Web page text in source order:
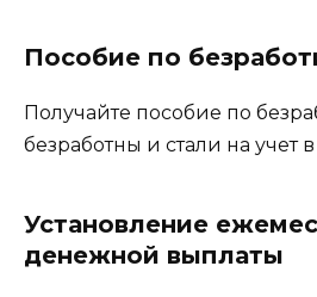
Пособие по
Получайте пособие по
безработны и стали на учет
Установление
денежной выплаты